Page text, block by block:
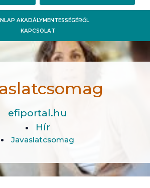
AKADÁLYMENTESSÉGÉRŐL
KAPCSOLAT
efiportal.hu
Hír
Javaslatcsomag